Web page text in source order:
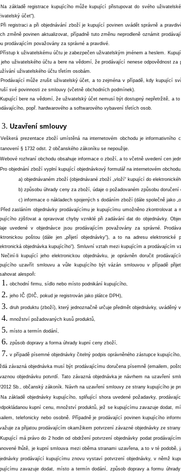
základě registrace kupujícího může kupující přistupovat do svého
účet“).
registraci a při objednávání zboží je kupující povinen uvádět správně a
změně povinen aktualizovat, případně tuto změnu neprodleně oznámit
prodávajícím považovány za správné a pravdivé.
k uživatelskému účtu je zabezpečen uživatelským jménem a heslem.
jeho uživatelského účtu a bere na vědomí, že prodávající nenese odpovědnost
uživatelského účtu třetím osobám.
může zrušit uživatelský účet, a to zejména v případě, kdy kupující
své povinnosti ze smlouvy (včetně obchodních podmínek).
bere na vědomí, že uživatelský účet nemusí být dostupný nepřetržitě, a
popř. hardwarového a softwarového vybavení třetích osob.
Uzavření smlouvy
prezentace zboží umístěná na internetovém obchodu je
§ 1732 odst. 2 občanského zákoníku se nepoužije.
rozhraní obchodu obsahuje informace o zboží, a to včetně uvedení cen
objednání zboží vyplní kupující objednávkový formulář na internetovém
a) objednávaném zboží (objednávané zboží „vloží“ kupující do
b) způsobu úhrady ceny za zboží, údaje o požadovaném způsobu doručení
c) informace o nákladech spojených s dodáním zboží (dále společně jako
zasláním objednávky prodávajícímu je kupujícímu umožněno zkontrolovat
zjišťovat a opravovat chyby vzniklé při zadávání dat do objednávky.
uvedené v objednávce jsou prodávajícím považovány za správné.
poštou (dále jen „přijetí objednávky“), a to na adresu
objednávka kupujícího“). Smluvní vztah mezi kupujícím a prodávajícím
li kupující jeho elektronickou objednávku, je oprávněn doručit
uzavřít smlouvu a vůle kupujícího být vázán smlouvou v případě
alespoň:
obchodní firmu, sídlo nebo místo podnikání kupujícího,
jeho IČ (DIČ, pokud je registrován jako plátce DPH),
druh produktu (zboží), který jednoznačně určuje předmět objednávky, uváděný
množství požadovaných kusů produktů,
místo a termín dodání,
způsob dopravy a forma úhrady kupní ceny zboží,
v případě písemné objednávky čitelný podpis oprávněného zástupce kupujícího,
závazná objednávka musí být prodávajícímu doručena písemně (emailem,
objednávku potvrdí. Tato závazná objednávka je návrhem na uzavření
2012 Sb., občanský zákoník. Návrh na uzavření smlouvy ze strany kupujícího je
základě objednávky kupujícího, splňující shora uvedené požadavky,
kupní cenu, množství produktů, jež se kupujícímu zavazuje dodat,
telefonicky nebo osobně. Případně je prodávající povinen kupujícího
za přijatou prodávajícím okamžikem potvrzení závazné objednávky ze
má právo do 2 hodin od obdržení potvrzení objednávky podat
lhůtě, je kupní smlouva mezi oběma stranami uzavřena, a to v té
prodávající kupujícímu znovu vystaví potvrzení objednávky, v němž
zavazuje dodat, místo a termín dodání, způsob dopravy a formu